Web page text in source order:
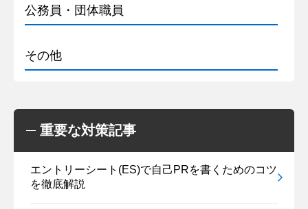
公務員・団体職員
その他
重要な対策記事
エントリーシート(ES)で自己PRを書くためのコツ
を徹底解説